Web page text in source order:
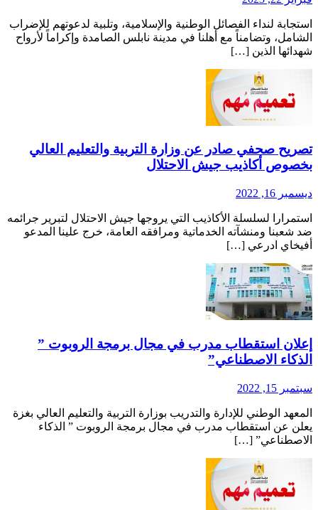
لنداء الفصائل الوطنية والإسلامية، وتلبية لدعوتهم للإضراب
وتضامناً مع أهلنا في مدينة نابلس الصامدة وإكراماً لأرواح
الذين […]
صحفي صادر عن وزارة التربية والتعليم العالي
أكاذيب جيش الاحتلال
16, 2022
لسلسلة الأكاذيب التي يروجها جيش الاحتلال لتبرير جرائمه
شعبنا ومنشآته الخدماتية ومرافقه العامة، خرج علينا المدعو
ادرعي […]
استقطاب مدرب في مجال برمجة الروبوت ”
الاصطناعي”
15, 2022
الوطني للإدارة والتدريب بوزارة التربية والتعليم العالي بغزة
عن استقطاب مدرب في مجال برمجة الروبوت ” الذكاء
[…]